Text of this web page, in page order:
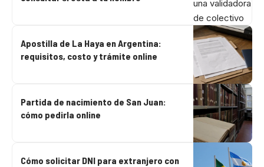
Apostilla de La Haya en Argentina:
requisitos, costo y trámite online
Partida de nacimiento de San Juan:
cómo pedirla online
Cómo solicitar DNI para extranjero con